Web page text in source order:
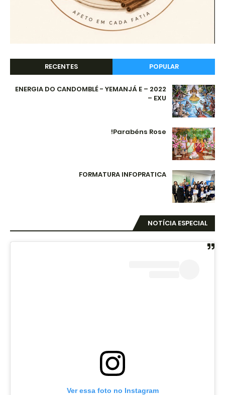
POPULAR
RECENTES
2022 – ENERGIA DO CANDOMBLÉ - YEMANJÁ E
EXU –
Parabéns Rose!
FORMATURA INFOPRATICA
NOTÍCIA ESPECIAL
Ver essa foto no Instagram